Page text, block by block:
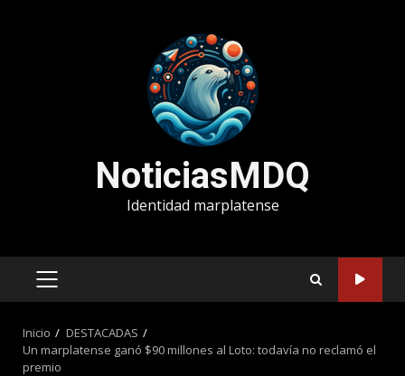
NoticiasMDQ
Identidad marplatense
MENÚ
Inicio
DESTACADAS
Un marplatense ganó $90 millones al Loto: todavía no reclamó el
premio